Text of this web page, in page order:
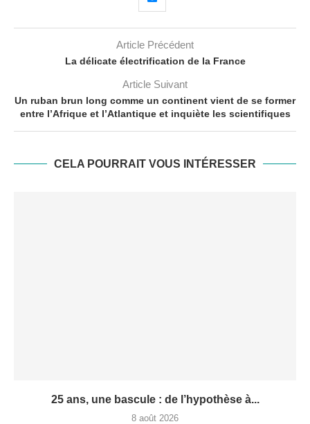
Article Précédent
La délicate électrification de la France
Article Suivant
Un ruban brun long comme un continent vient de se former
entre l’Afrique et l’Atlantique et inquiète les scientifiques
CELA POURRAIT VOUS INTÉRESSER
25 ans, une bascule : de l’hypothèse à...
8 août 2026